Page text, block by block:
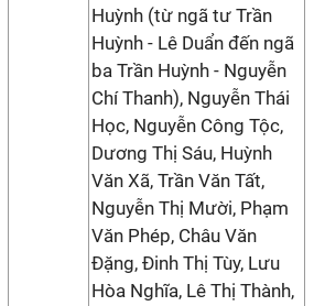
Huỳnh (từ ngã tư Trần
Huỳnh - Lê Duẩn đến ngã
ba Trần Huỳnh - Nguyễn
Chí Thanh), Nguyễn Thái
Học, Nguyễn Công Tộc,
Dương Thị Sáu, Huỳnh
Văn Xã, Trần Văn Tất,
Nguyễn Thị Mười, Phạm
Văn Phép, Châu Văn
Đặng, Đinh Thị Tùy, Lưu
Hòa Nghĩa, Lê Thị Thành,